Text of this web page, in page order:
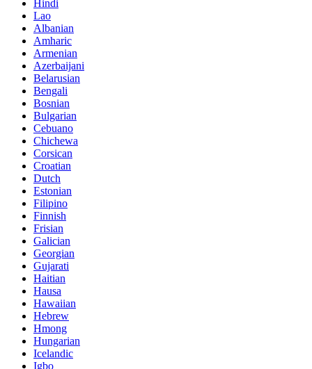
Hindi
Lao
Albanian
Amharic
Armenian
Azerbaijani
Belarusian
Bengali
Bosnian
Bulgarian
Cebuano
Chichewa
Corsican
Croatian
Dutch
Estonian
Filipino
Finnish
Frisian
Galician
Georgian
Gujarati
Haitian
Hausa
Hawaiian
Hebrew
Hmong
Hungarian
Icelandic
Igbo